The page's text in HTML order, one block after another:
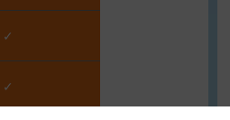
✓
✓